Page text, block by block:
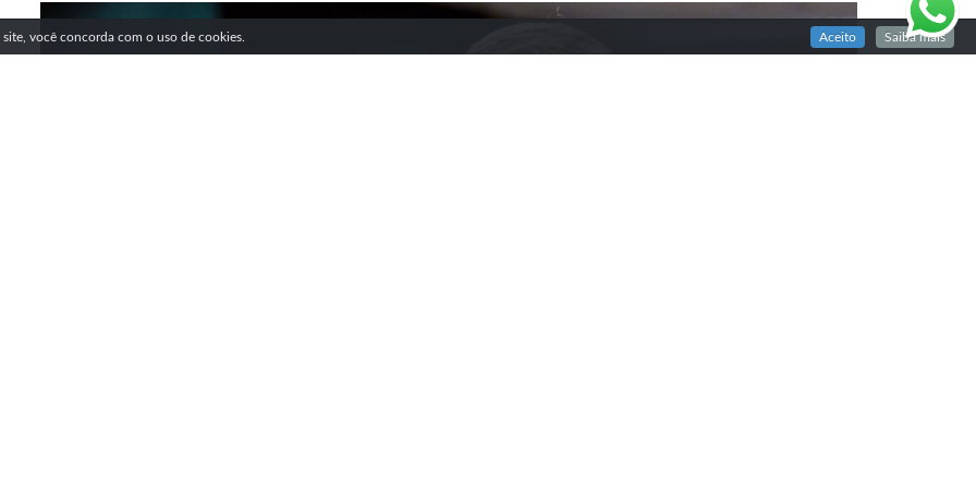
você concorda com o uso de cookies. Aceito Saiba mais